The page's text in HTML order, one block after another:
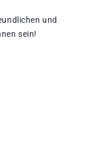
und
sein!